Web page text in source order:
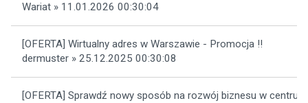
Wariat » 11.01.2026 00:30:04
[OFERTA] Wirtualny adres w Warszawie - Promocja !!
dermuster » 25.12.2025 00:30:08
[OFERTA] Sprawdź nowy sposób na rozwój biznesu w